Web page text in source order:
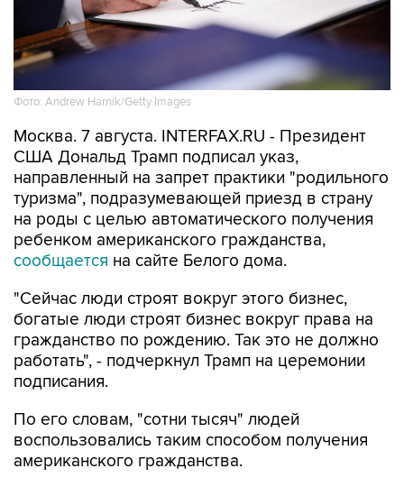
Фото: Andrew Harnik/Getty Images
Москва. 7 августа. INTERFAX.RU - Президент
США Дональд Трамп подписал указ,
направленный на запрет практики "родильного
туризма", подразумевающей приезд в страну
на роды с целью автоматического получения
ребенком американского гражданства,
сообщается на сайте Белого дома.
"Сейчас люди строят вокруг этого бизнес,
богатые люди строят бизнес вокруг права на
гражданство по рождению. Так это не должно
работать", - подчеркнул Трамп на церемонии
подписания.
По его словам, "сотни тысяч" людей
воспользовались таким способом получения
американского гражданства.